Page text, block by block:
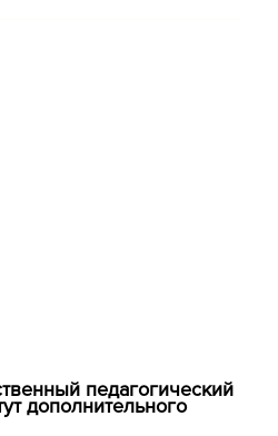
педагогический
дополнительного